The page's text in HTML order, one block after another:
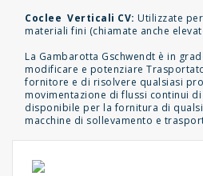
Coclee Verticali CV: Utilizzate
materiali fini (chiamate anche
La Gambarotta Gschwendt è in
modificare e potenziare
fornitore e di risolvere qualsiasi
movimentazione di flussi continui
disponibile per la fornitura di
macchine di sollevamento e